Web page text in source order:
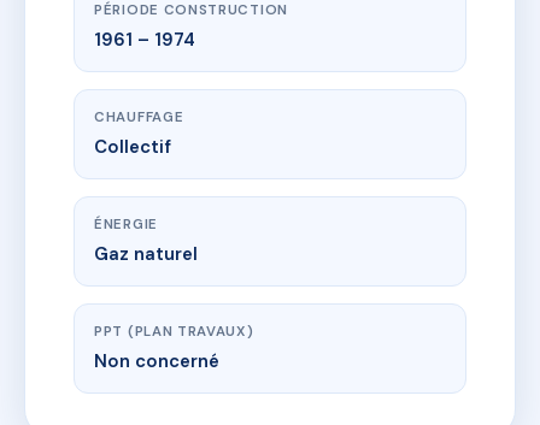
PÉRIODE CONSTRUCTION
1961 – 1974
CHAUFFAGE
Collectif
ÉNERGIE
Gaz naturel
PPT (PLAN TRAVAUX)
Non concerné